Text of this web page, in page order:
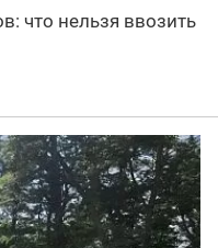
что нельзя ввозить